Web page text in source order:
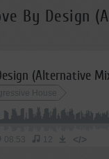
By Design
House
08:53 12 </>